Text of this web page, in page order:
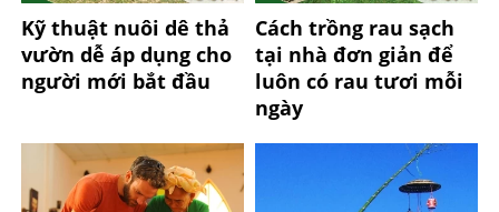
Kỹ thuật nuôi dê thả
vườn dễ áp dụng cho
người mới bắt đầu
Cách trồng rau sạch
tại nhà đơn giản để
luôn có rau tươi mỗi
ngày